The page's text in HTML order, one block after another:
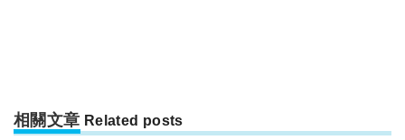
相關文章 Related posts